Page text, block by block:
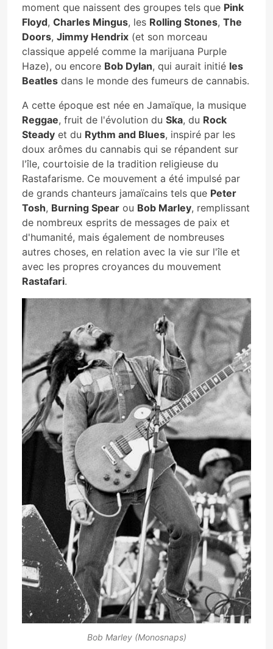
moment que naissent des groupes tels que Pink
Floyd, Charles Mingus, les Rolling Stones, The
Doors, Jimmy Hendrix (et son morceau
classique appelé comme la marijuana Purple
Haze), ou encore Bob Dylan, qui aurait initié les
Beatles dans le monde des fumeurs de cannabis.
A cette époque est née en Jamaïque, la musique
Reggae, fruit de l'évolution du Ska, du Rock
Steady et du Rythm and Blues, inspiré par les
doux arômes du cannabis qui se répandent sur
l'île, courtoisie de la tradition religieuse du
Rastafarisme. Ce mouvement a été impulsé par
de grands chanteurs jamaïcains tels que Peter
Tosh, Burning Spear ou Bob Marley, remplissant
de nombreux esprits de messages de paix et
d'humanité, mais également de nombreuses
autres choses, en relation avec la vie sur l'île et
avec les propres croyances du mouvement
Rastafari.
Bob Marley (Monosnaps)